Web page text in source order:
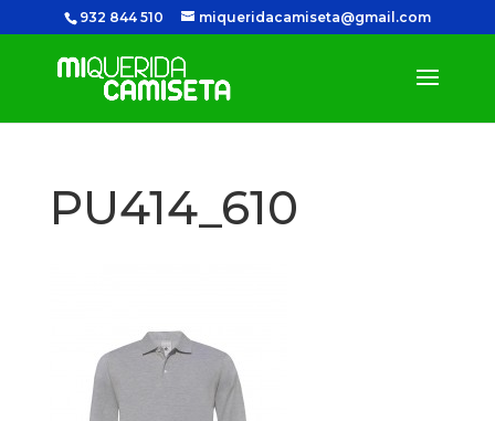
932 844 510 miqueridacamiseta@gmail.com
PU414_610